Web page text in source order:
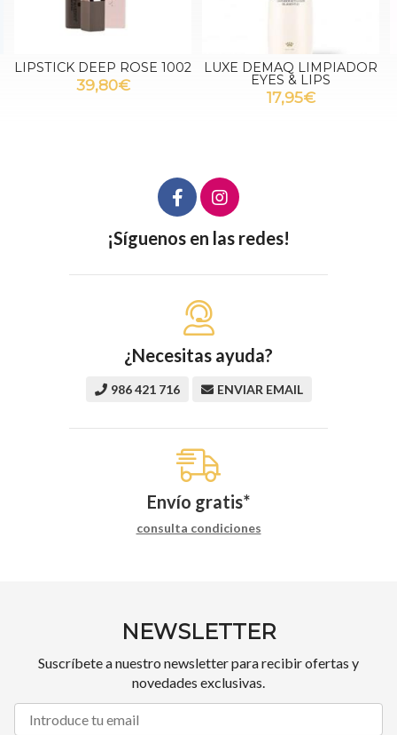
LUXE DEMAQ LIMPIADOR
EYES & LIPS
17,95€
POLIVITAMINIC CREMA
ILUMINADORA
59,95€
¡Síguenos en las redes!
¿Necesitas ayuda?
986 421 716 ENVIAR EMAIL
Envío gratis*
consulta condiciones
NEWSLETTER
Suscríbete a nuestro newsletter para recibir ofertas y
novedades exclusivas.